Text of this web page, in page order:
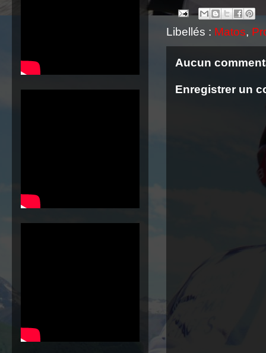
Libellés : Matos,
Aucun
Enregistrer un